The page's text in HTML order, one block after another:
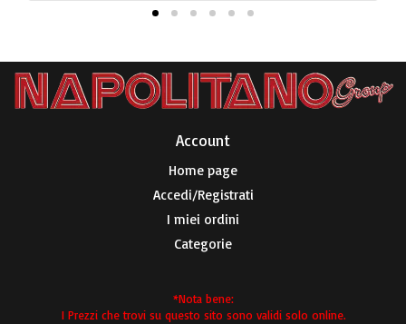
Account​
Home page
Accedi/Registrati
I miei ordini
Categorie
*Nota bene:
I Prezzi che trovi su questo sito sono validi solo online.